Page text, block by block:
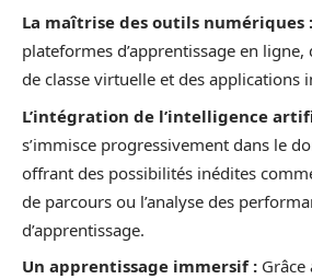
La maîtrise des outils numériques :
plateformes d’apprentissage en
de classe virtuelle et des applications
L’intégration de l’intelligence
s’immisce progressivement dans le
offrant des possibilités inédites
de parcours ou l’analyse des
d’apprentissage.
Un apprentissage immersif : Grâce